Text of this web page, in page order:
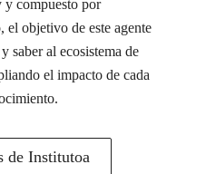
compuesto por
el objetivo de este agente
saber al ecosistema de
el impacto de cada
de Institutoa